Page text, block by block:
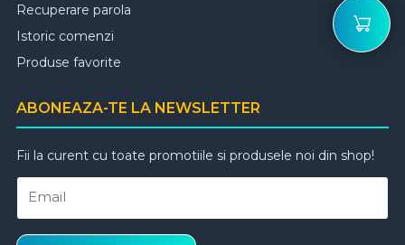
Recuperare parola
Istoric comenzi
Produse favorite
ABONEAZA-TE LA NEWSLETTER
Fii la curent cu toate promotiile si produsele noi din shop!
Email